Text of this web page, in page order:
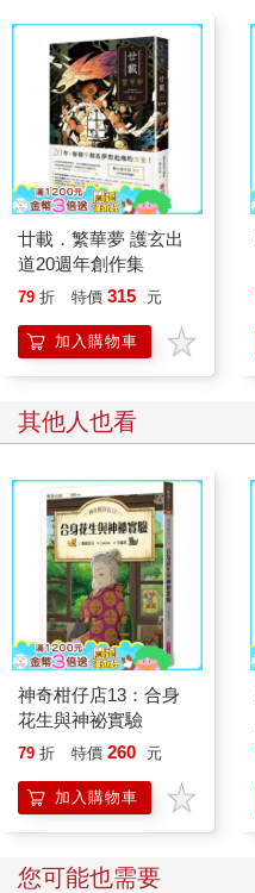
廿載．繁華夢 護玄出
道20週年創作集
79 折 特價 315 元
加入購物車
其他人也看
神奇柑仔店13：合身
花生與神祕實驗
79 折 特價 260 元
加入購物車
您可能也需要